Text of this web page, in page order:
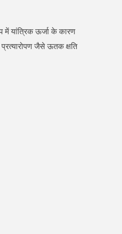
में यांत्रिक ऊर्जा के कारण
जैसे ऊतक क्षति